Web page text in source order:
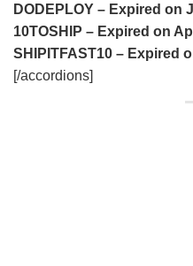
DODEPLOY – Expired on
10TOSHIP – Expired on
SHIPITFAST10 – Expired
[/accordions]